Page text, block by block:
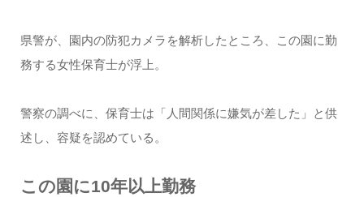
県警が、園内の防犯カメラを解析したところ、この園に勤
務する女性保育士が浮上。
警察の調べに、保育士は「人間関係に嫌気が差した」と供
述し、容疑を認めている。
この園に10年以上勤務